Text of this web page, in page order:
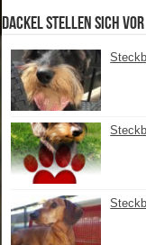
Dackel stellen sich vor